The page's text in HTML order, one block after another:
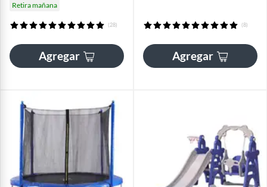
Retira mañana
(28)
Agregar
(8)
Agregar